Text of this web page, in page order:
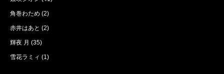
角巻わため (2)
赤井はあと (2)
輝夜 月 (35)
雪花ラミィ (1)